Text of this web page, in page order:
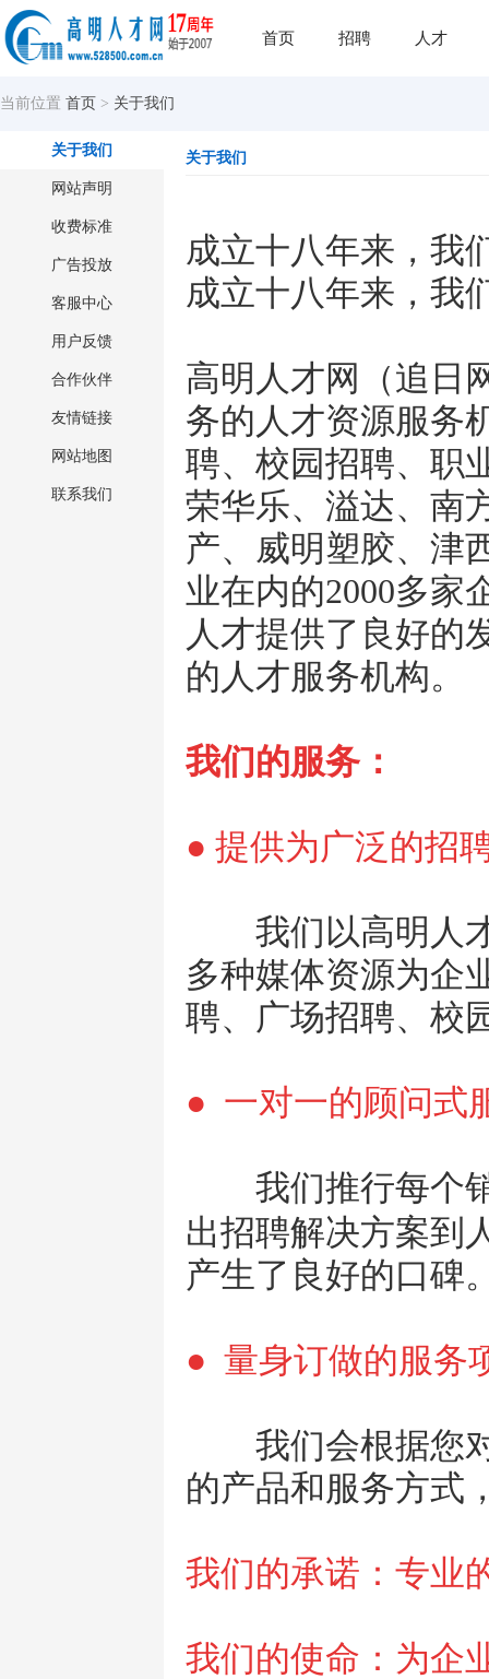
首页 招聘 人才
当前位置 首页 > 关于我们
关于我们
网站声明
收费标准
广告投放
客服中心
用户反馈
合作伙伴
友情链接
网站地图
联系我们
关于我们
成立十八年来，我
成立十八年来，我
高明人才网（追日
务的人才资源服务
聘、校园招聘、职
荣华乐、溢达、南
产、威明塑胶、津
业在内的2000多家
人才提供了良好的
的人才服务机构。
我们的服务：
● 提供为广泛的招
我们以高明人才
多种媒体资源为企
聘、广场招聘、校
● 一对一的顾问式
我们推行每个
出招聘解决方案到
产生了良好的口碑
● 量身订做的服务
我们会根据您对
的产品和服务方式
我们的承诺 ：专业
我们的使命： 为企